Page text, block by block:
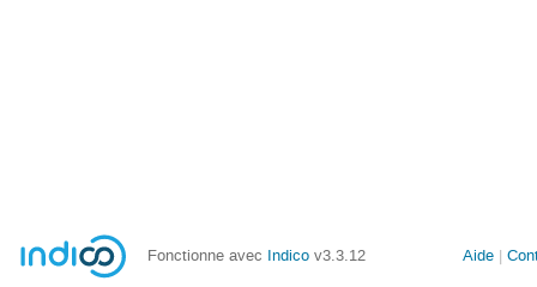
Fonctionne avec Indico v3.3.12 Aide